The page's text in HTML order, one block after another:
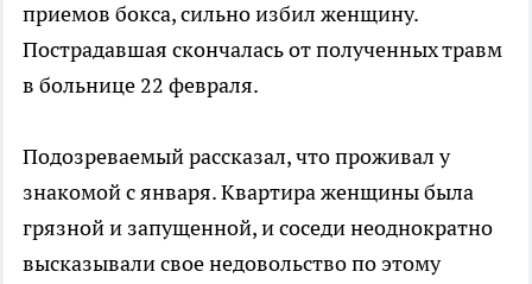
приемов бокса, сильно избил женщину.
Пострадавшая скончалась от полученных травм
в больнице 22 февраля.
Подозреваемый рассказал, что проживал у
знакомой с января. Квартира женщины была
грязной и запущенной, и соседи неоднократно
высказывали свое недовольство по этому